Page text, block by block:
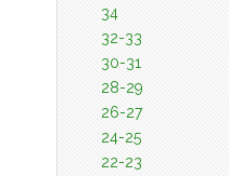
34
32-33
30-31
28-29
26-27
24-25
22-23